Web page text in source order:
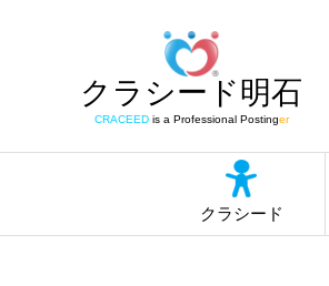
クラシード明石
CRACEEDis a Professional Postinger
クラシード